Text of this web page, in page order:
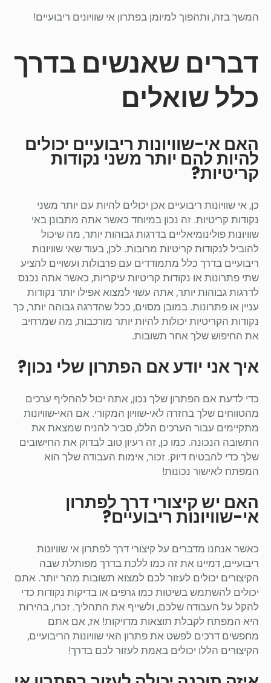
המשך בזה, ותהפוך למיומן בפתרון אי שוויונים ריבועיים!
דברים שאנשים בדרך
כלל שואלים
האם אי-שוויונות ריבועיים יכולים
להיות להם יותר משני נקודות
קריטיות?
כן, אי שוויונות ריבועיים אכן יכולים להיות עם יותר משני
נקודות קריטיות. זה נכון במיוחד כאשר אתה מתבונן באי
שוויונות פולינומיאליים בדרגות גבוהות יותר, מה שיכול
להוביל לנקודות קריטיות מרובות. לכן, בעוד שאי שוויונות
ריבועיים בדרך כלל מתמודדים עם פרבולות ועשויים להציע
שתי פתרונות או נקודות קריטיות עיקריות, כאשר אתה נכנס
לדרגות גבוהות יותר, אתה עשוי למצוא אפילו יותר נקודות
עניין או פתרונות. במובן מסוים, ככל שהדרגה גבוהה יותר, כך
נקודות הקריטיות יכולות להיות יותר מורכבות, מה שמרחיב
את החיפוש שלך אחר תשובות.
איך אני יודע אם הפתרון שלי נכון?
כדי לדעת אם הפתרון שלך נכון, אתה יכול להחליף ערכים
מהטווחים שלך בחזרה לאי-שוויון המקורי. אם האי-שוויונות
מתקיימים עבור הערכים הללו, סביר להניח שמצאת את
התשובה הנכונה. כמו כן, זה רעיון טוב לבדוק את החישובים
שלך כדי להבטיח דיוק. זכור, אימות העבודה שלך הוא
המפתח לאישור נכונות!
האם יש קיצורי דרך לפתרון
אי-שוויונות ריבועיים?
כאשר אנחנו מדברים על קיצורי דרך לפתרון אי שוויונות
ריבועיים, דמיינו את זה כמו ללכת בדרך מפותלת שבה
הקיצורים יכולים לעזור לכם למצוא תשובות מהר יותר. אתם
יכולים להשתמש בשיטות כמו גרפים או בדיקות נקודות כדי
להקל על העבודה שלכם, ולשייף את התהליך. זכרו, בהירות
היא המפתח לקבלת תוצאות מדויקות! אז, אם אתם
מחפשים דרכים לפשט את פתרון האי שוויונות הריבועיים,
הקיצורים הללו יכולים באמת לעזור לכם בדרך!